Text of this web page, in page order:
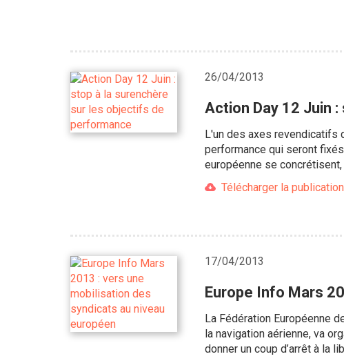
26/04/2013
Action Day 12 Juin
L'un des axes revendicatifs
performance qui seront
européenne se
Télécharger la publication
17/04/2013
Europe Info Mars
La Fédération Européenne
la navigation aérienne, va
donner un coup d’arrêt à la